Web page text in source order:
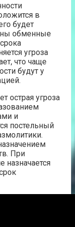
в
будет
обменные
угроза
что чаще
будут у
острая угроза
и
постельный
При
назначается